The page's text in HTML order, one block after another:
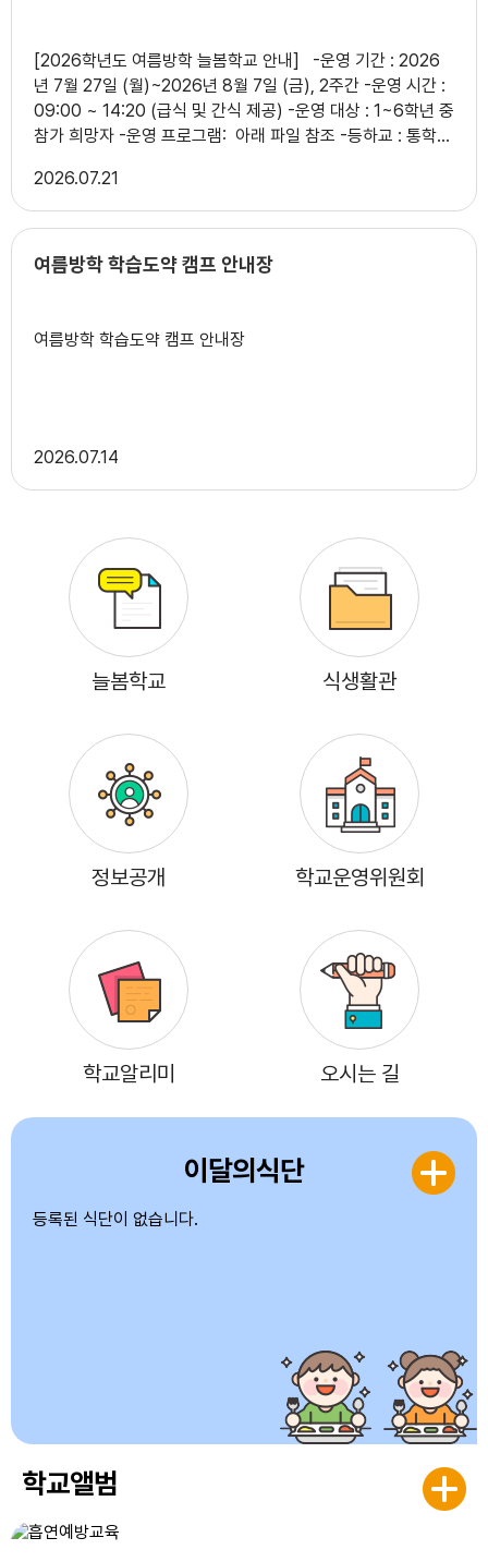
28
수상안전교육(3,4학년)
29
토요휴업일
[2026학년도 여름방학 늘봄학교 안내] -운영 기간 : 2026
년 7월 27일 (월)~2026년 8월 7일 (금), 2주간 -운영 시간 :
09:00 ~ 14:20 (급식 및 간식 제공) -운영 대상 : 1~6학년 중
참가 희망자 -운영 프로그램: 아래 파일 참조 -등하교 : 통학
2026 07.21
여름방학 학습도약 캠프 안내장
여름방학 학습도약 캠프 안내장
2026 07.14
늘봄학교 식생활관
정보공개 학교운영위원회
학교알리미 오시는 길
이달의식단
등록된 식단이 없습니다.
학교앨범